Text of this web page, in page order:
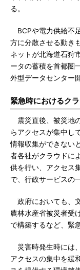
る。
BCPや電力供給不
方に分散させる動き
ネットが北海道石狩
ータの蓄積を首都圏
外型データセンター
緊急時におけるク
震災直後、被災地
らアクセスが集中し
情報収集ができない
者各社がクラウドに
供を行い、アクセス
で、行政サービスの
政府においても、
農林水産省被災者受
で構築するなど、緊
災害時発生時には
アクセスの集中を緩